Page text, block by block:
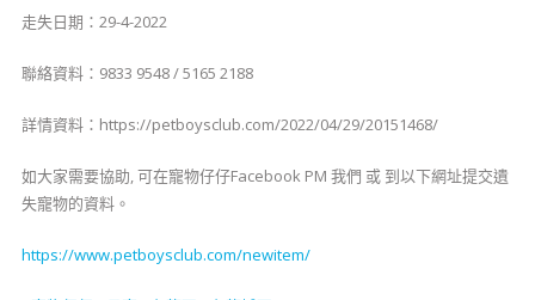
走失日期：29-4-2022
聯絡資料：9833 9548 / 5165 2188
詳情資料：https://petboysclub.com/2022/04/29/20151468/
如大家需要協助, 可在寵物仔仔Facebook PM 我們 或 到以下網址提交遺
失寵物的資料。
https://www.petboysclub.com/newitem/